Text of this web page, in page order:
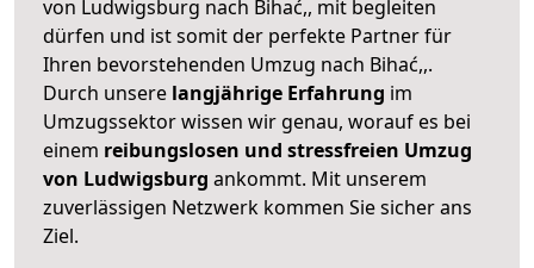
von Ludwigsburg nach Bihać,, mit begleiten
dürfen und ist somit der perfekte Partner für
Ihren bevorstehenden Umzug nach Bihać,,.
Durch unsere langjährige Erfahrung im
Umzugssektor wissen wir genau, worauf es bei
einem reibungslosen und stressfreien Umzug
von Ludwigsburg ankommt. Mit unserem
zuverlässigen Netzwerk kommen Sie sicher ans
Ziel.